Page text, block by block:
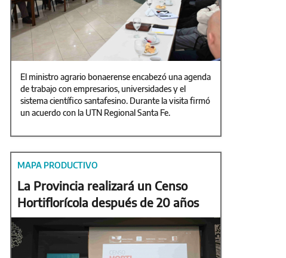
El ministro agrario bonaerense encabezó una agenda
de trabajo con empresarios, universidades y el
sistema científico santafesino. Durante la visita firmó
un acuerdo con la UTN Regional Santa Fe.
MAPA PRODUCTIVO
La Provincia realizará un Censo
Hortiflorícola después de 20 años